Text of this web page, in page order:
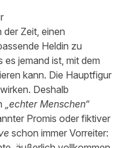
der Zeit, einen
Heldin zu
jemand ist, mit dem
kann. Die Hauptfigur
Deshalb
„echter Menschen“
Promis oder fiktiver
schon immer Vorreiter: